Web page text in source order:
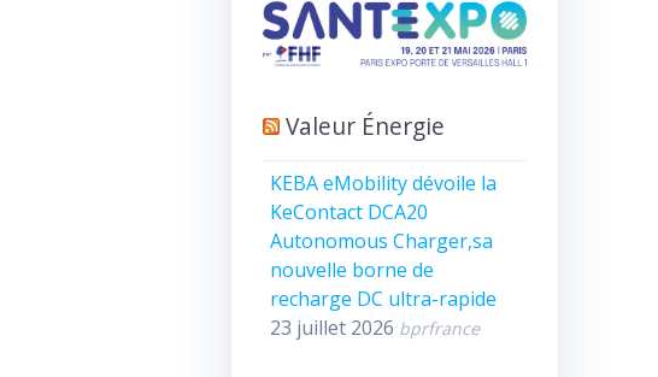
Valeur Énergie
KEBA eMobility dévoile la
KeContact DCA20
Autonomous Charger,sa
nouvelle borne de
recharge DC ultra-rapide
23 juillet 2026 bprfrance